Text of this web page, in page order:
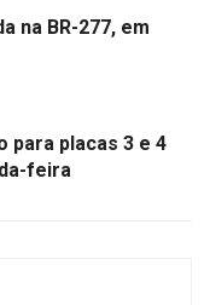
na BR-277, em
para placas 3 e 4
feira